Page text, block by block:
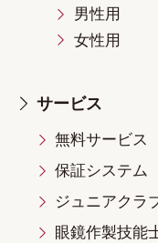
男性用
女性用
サービス
無料サービス
保証システム
ジュニアクラ
眼鏡作製技能